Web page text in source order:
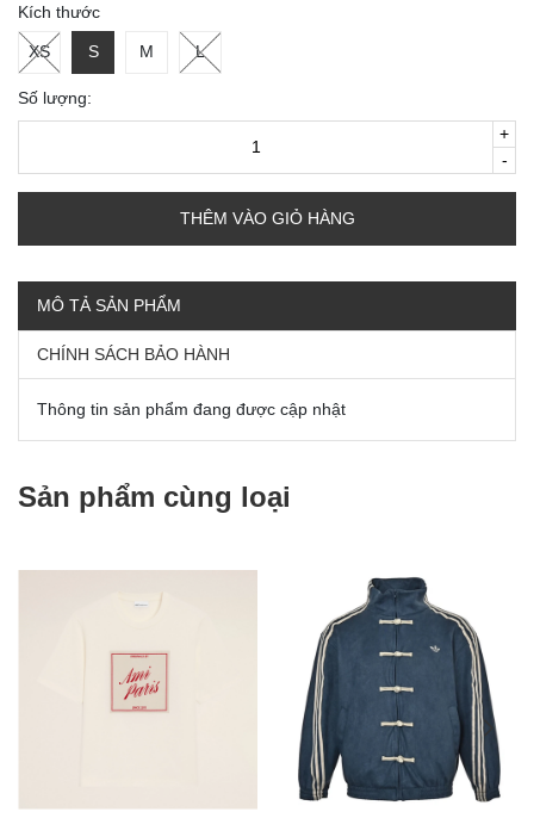
Kích thước
XS S M L
Số lượng:
-
+
THÊM VÀO GIỎ HÀNG
MÔ TẢ SẢN PHẨM
CHÍNH SÁCH BẢO HÀNH
Thông tin sản phẩm đang được cập nhật
Sản phẩm cùng loại